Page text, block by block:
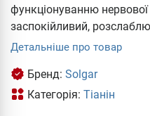
функціонуванню
заспокійливий,
Детальніше про товар
Бренд: Solgar
Категорія: Тіанін